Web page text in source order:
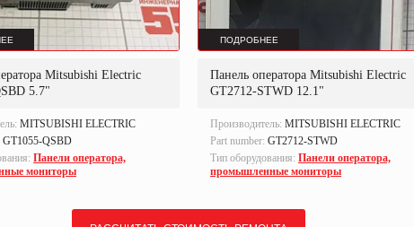
Mitsubishi Electric
5.7"
MITSUBISHI ELECTRIC
GT1055-QSBD
Панели оператора,
мониторы
ПОДРОБНЕЕ
Панель оператора Mitsubishi Electric
GT2712-STWD 12.1"
Производитель: MITSUBISHI ELECTRIC
Part number: GT2712-STWD
Тип оборудования: Панели оператора,
промышленные мониторы